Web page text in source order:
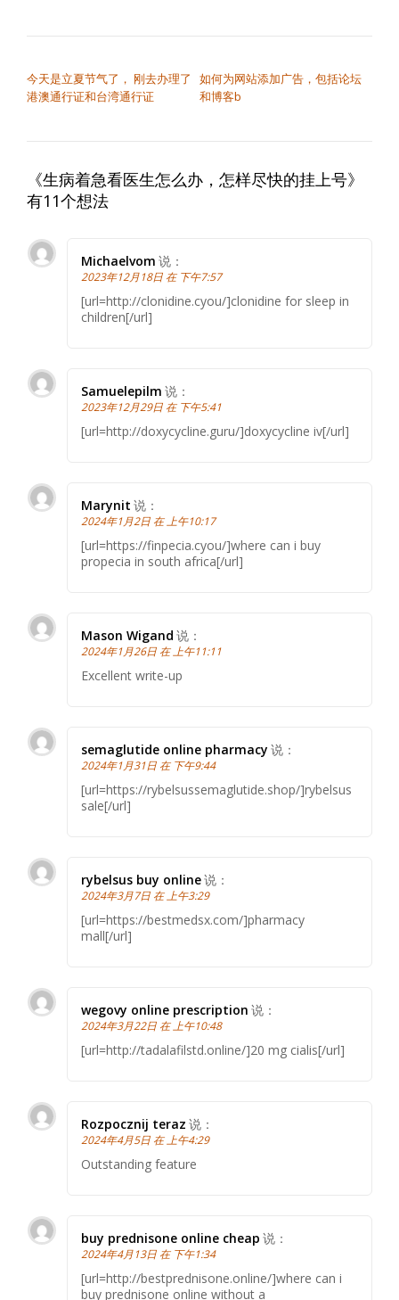
今天是立夏节气了， 刚去办理了
港澳通行证和台湾通行证
如何为网站添加广告，包括论坛
和博客b
《生病着急看医生怎么办，怎样尽快的挂上号》
有11个想法
Michaelvom 说：
2023年12月18日 在 下午7:57
[url=http://clonidine.cyou/]clonidine for sleep in
children[/url]
Samuelepilm 说：
2023年12月29日 在 下午5:41
[url=http://doxycycline.guru/]doxycycline iv[/url]
Marynit 说：
2024年1月2日 在 上午10:17
[url=https://finpecia.cyou/]where can i buy
propecia in south africa[/url]
Mason Wigand 说：
2024年1月26日 在 上午11:11
Excellent write-up
semaglutide online pharmacy 说：
2024年1月31日 在 下午9:44
[url=https://rybelsussemaglutide.shop/]rybelsus
sale[/url]
rybelsus buy online说：
2024年3月7日 在 上午3:29
[url=https://bestmedsx.com/]pharmacy
mall[/url]
wegovy online prescription 说：
2024年3月22日 在 上午10:48
[url=http://tadalafilstd.online/]20 mg cialis[/url]
Rozpocznij teraz 说：
2024年4月5日 在 上午4:29
Outstanding feature
buy prednisone online cheap 说：
2024年4月13日 在 下午1:34
[url=http://bestprednisone.online/]where can i
buy prednisone online without a